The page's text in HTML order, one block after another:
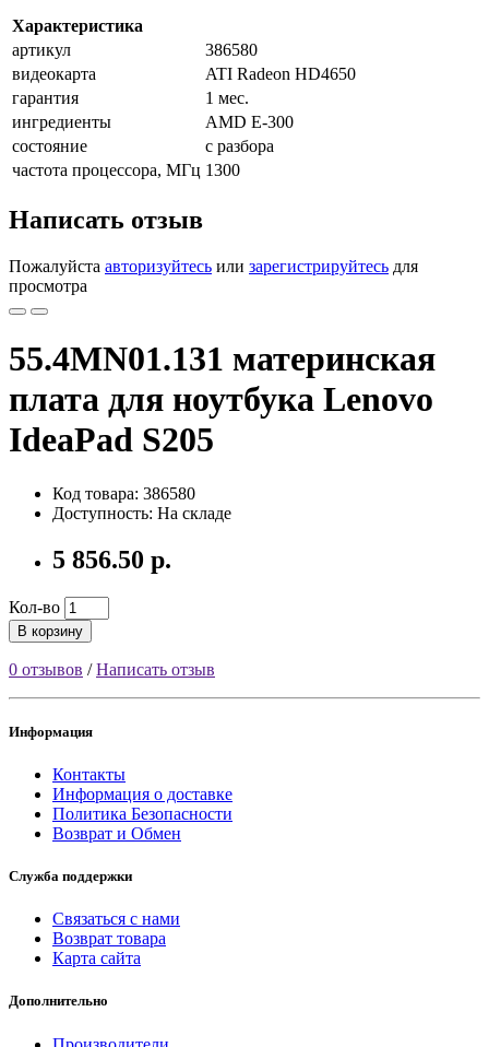
Характеристика
артикул
386580
видеокарта
ATI Radeon HD4650
гарантия
1 мес.
ингредиенты
AMD E-300
состояние
с разбора
частота процессора, МГц 1300
Написать отзыв
Пожалуйста авторизуйтесь или зарегистрируйтесь для
просмотра
55.4MN01.131 материнская
плата для ноутбука Lenovo
IdeaPad S205
Код товара: 386580
Доступность: На складе
5 856.50 р.
Кол-во
В корзину
0 отзывов /Написать отзыв
Информация
Контакты
Информация о доставке
Политика Безопасности
Возврат и Обмен
Служба поддержки
Связаться с нами
Возврат товара
Карта сайта
Дополнительно